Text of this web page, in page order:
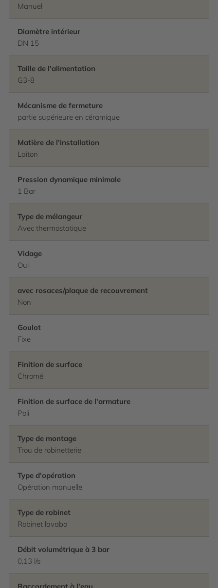
Manuel
Diamètre intérieur
DN 15
Taille de l'alimentation
G3-8
Mécanisme de fermeture
partie supérieure en céramique
Matière de l'installation
Laiton
Pression dynamique minimale
1 Bar
Type de mélangeur
Avec thermostatique
Vidage
Oui
avec rosaces/plaque de recouvrement
Non
Goulot
Fixe
Finition de surface
Chromé
Finition de surface de l'armature
Poli
Type de montage
Trou de robinetterie
Type d'opération
Opération manuelle
Type de robinet
Robinet lavabo
Débit volumétrique à 3 bar
0,13 l/s